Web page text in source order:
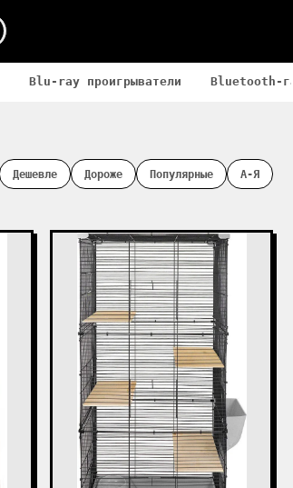
Blu-ray проигрыватели Bluetooth-
Дешевле Дороже Популярные А-Я